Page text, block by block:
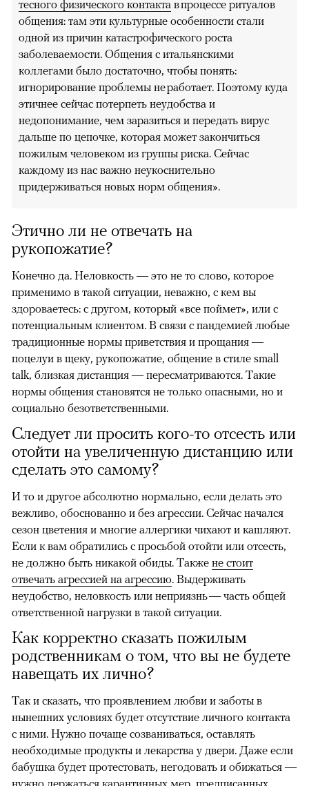
тесного физического контакта в процессе ритуалов
общения: там эти культурные особенности стали
одной из причин катастрофического роста
заболеваемости. Общения с итальянскими
коллегами было достаточно, чтобы понять:
игнорирование проблемы не работает. Поэтому куда
этичнее сейчас потерпеть неудобства и
недопонимание, чем заразиться и передать вирус
дальше по цепочке, которая может закончиться
пожилым человеком из группы риска. Сейчас
каждому из нас важно неукоснительно
придерживаться новых норм общения».
Этично ли не отвечать на
рукопожатие?
Конечно да. Неловкость — это не то слово, которое
применимо в такой ситуации, неважно, с кем вы
здороваетесь: с другом, который «все поймет», или с
потенциальным клиентом. В связи с пандемией любые
традиционные нормы приветствия и прощания —
поцелуи в щеку, руко­пожатие, общение в стиле small
talk, близкая дистанция — пересмат­риваются. Такие
нормы общения становятся не только опасными, но и
социально безответственными.
Следует ли просить кого-то отсесть или
отойти на увеличенную дистанцию или
сделать это самому?
И то и другое абсолютно нормально, если делать это
вежливо, обоснованно и без агрессии. Сейчас начался
сезон цветения и многие аллергики чихают и кашляют.
Если к вам обратились с просьбой отойти или отсесть,
не должно быть никакой обиды. Также не стоит
отвечать агрессией на агрессию. Выдерживать
неудобство, неловкость или неприязнь — часть общей
ответственной нагрузки в такой ситуации.
Как корректно сказать пожилым
родственникам о том, что вы не будете
навещать их лично?
Так и сказать, что проявлением любви и заботы в
нынешних условиях будет отсутствие личного контакта
с ними. Нужно почаще созваниваться, оставлять
необходимые продукты и лекарства у двери. Даже если
бабушка будет протестовать, негодовать и обижаться —
нужно держаться карантинных мер, предписанных